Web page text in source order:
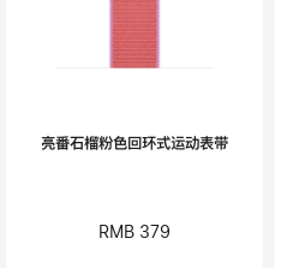
亮番石榴粉色回环式运动表带
RMB 379